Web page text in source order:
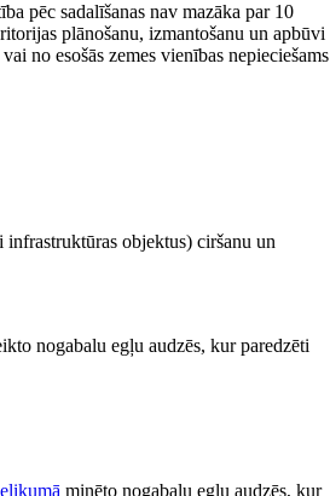
pēc sadalīšanas nav mazāka par 10
plānošanu, izmantošanu un apbūvi
no esošās zemes vienības nepieciešams
objektus) ciršanu un
nogabalu egļu audzēs, kur paredzēti
minēto nogabalu egļu audzēs, kur